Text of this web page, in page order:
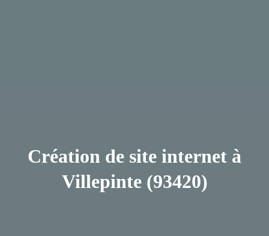
Création de site internet à
Villepinte (93420)